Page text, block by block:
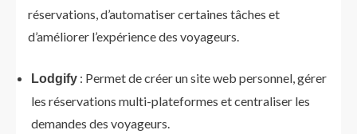
réservations, d’automatiser certaines tâches et
d’améliorer l’expérience des voyageurs.
Lodgify : Permet de créer un site web personnel, gérer
les réservations multi-plateformes et centraliser les
demandes des voyageurs.